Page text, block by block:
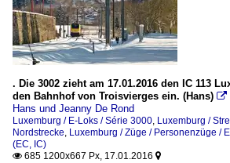
. Die 3002 zieht am 17.01.2016 den IC 113
den Bahnhof von Troisvierges ein. (Hans) 
Hans und Jeanny De Rond
Luxemburg / E-Loks / Série 3000, Luxemburg /
Nordstrecke, Luxemburg / Züge / Personenzüge /
(EC, IC)
 685 1200x667 Px, 17.01.2016 